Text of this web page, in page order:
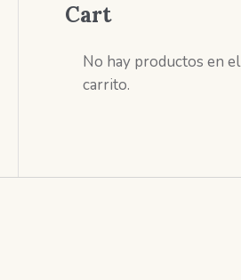
Cart
No hay productos en el
carrito.